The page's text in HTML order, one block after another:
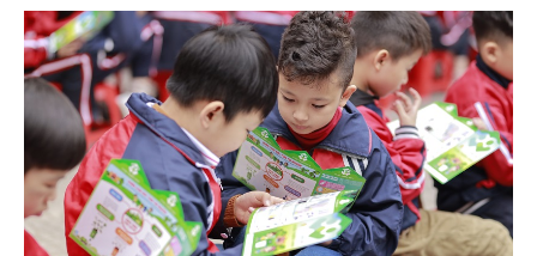
Facebook
Youtube
Linkedin